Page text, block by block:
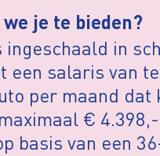
we je te bieden?
ingeschaald in
een salaris van
per maand dat
€
basis van een